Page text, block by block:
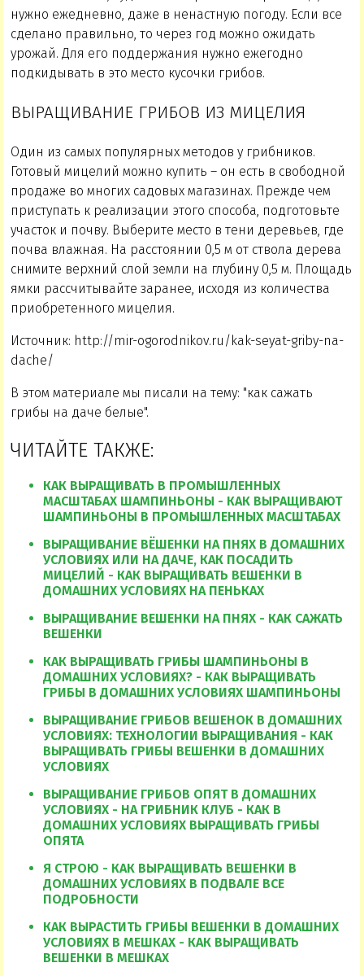
нужно ежедневно, даже в ненастную погоду. Если все
сделано правильно, то через год можно ожидать
урожай. Для его поддержания нужно ежегодно
подкидывать в это место кусочки грибов.
ВЫРАЩИВАНИЕ ГРИБОВ ИЗ МИЦЕЛИЯ
Один из самых популярных методов у грибников.
Готовый мицелий можно купить – он есть в свободной
продаже во многих садовых магазинах. Прежде чем
приступать к реализации этого способа, подготовьте
участок и почву. Выберите место в тени деревьев, где
почва влажная. На расстоянии 0,5 м от ствола дерева
снимите верхний слой земли на глубину 0,5 м. Площадь
ямки рассчитывайте заранее, исходя из количества
приобретенного мицелия.
Источник: http://mir-ogorodnikov.ru/kak-seyat-griby-na-
dache/
В этом материале мы писали на тему: "как сажать
грибы на даче белые".
ЧИТАЙТЕ ТАКЖЕ:
КАК ВЫРАЩИВАТЬ В ПРОМЫШЛЕННЫХ
МАСШТАБАХ ШАМПИНЬОНЫ - КАК ВЫРАЩИВАЮТ
ШАМПИНЬОНЫ В ПРОМЫШЛЕННЫХ МАСШТАБАХ
ВЫРАЩИВАНИЕ ВЁШЕНКИ НА ПНЯХ В ДОМАШНИХ
УСЛОВИЯХ ИЛИ НА ДАЧЕ, КАК ПОСАДИТЬ
МИЦЕЛИЙ - КАК ВЫРАЩИВАТЬ ВЕШЕНКИ В
ДОМАШНИХ УСЛОВИЯХ НА ПЕНЬКАХ
ВЫРАЩИВАНИЕ ВЕШЕНКИ НА ПНЯХ - КАК САЖАТЬ
ВЕШЕНКИ
КАК ВЫРАЩИВАТЬ ГРИБЫ ШАМПИНЬОНЫ В
ДОМАШНИХ УСЛОВИЯХ? - КАК ВЫРАЩИВАТЬ
ГРИБЫ В ДОМАШНИХ УСЛОВИЯХ ШАМПИНЬОНЫ
ВЫРАЩИВАНИЕ ГРИБОВ ВЕШЕНОК В ДОМАШНИХ
УСЛОВИЯХ: ТЕХНОЛОГИИ ВЫРАЩИВАНИЯ - КАК
ВЫРАЩИВАТЬ ГРИБЫ ВЕШЕНКИ В ДОМАШНИХ
УСЛОВИЯХ
ВЫРАЩИВАНИЕ ГРИБОВ ОПЯТ В ДОМАШНИХ
УСЛОВИЯХ - НА ГРИБНИК КЛУБ - КАК В
ДОМАШНИХ УСЛОВИЯХ ВЫРАЩИВАТЬ ГРИБЫ
ОПЯТА
Я СТРОЮ - КАК ВЫРАЩИВАТЬ ВЕШЕНКИ В
ДОМАШНИХ УСЛОВИЯХ В ПОДВАЛЕ ВСЕ
ПОДРОБНОСТИ
КАК ВЫРАСТИТЬ ГРИБЫ ВЕШЕНКИ В ДОМАШНИХ
УСЛОВИЯХ В МЕШКАХ - КАК ВЫРАЩИВАТЬ
ВЕШЕНКИ В МЕШКАХ